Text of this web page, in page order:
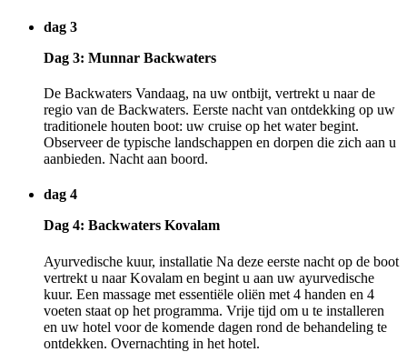
dag 3
Dag 3: Munnar Backwaters
De Backwaters Vandaag, na uw ontbijt, vertrekt u naar de
regio van de Backwaters. Eerste nacht van ontdekking op uw
traditionele houten boot: uw cruise op het water begint.
Observeer de typische landschappen en dorpen die zich aan u
aanbieden. Nacht aan boord.
dag 4
Dag 4: Backwaters Kovalam
Ayurvedische kuur, installatie Na deze eerste nacht op de boot
vertrekt u naar Kovalam en begint u aan uw ayurvedische
kuur. Een massage met essentiële oliën met 4 handen en 4
voeten staat op het programma. Vrije tijd om u te installeren
en uw hotel voor de komende dagen rond de behandeling te
ontdekken. Overnachting in het hotel.